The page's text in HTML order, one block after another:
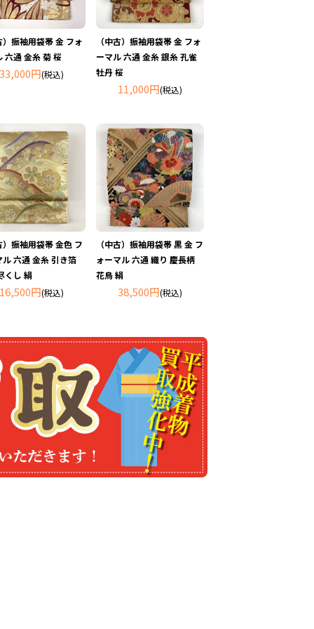
）振袖用袋帯 金 フォ
六通 金糸 菊 桜
33,000円(税込)
（中古）振袖用袋帯 金 フォ
ーマル 六通 金糸 銀糸 孔雀
牡丹 桜
11,000円(税込)
）振袖用袋帯 金色 フ
ル 六通 金糸 引き箔
くし 絹
16,500円(税込)
（中古）振袖用袋帯 黒 金 フ
ォーマル 六通 織り 慶長柄
花鳥 絹
38,500円(税込)